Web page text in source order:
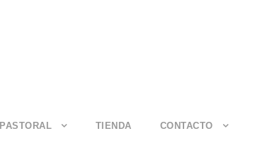
PASTORAL TIENDA CONTACTO